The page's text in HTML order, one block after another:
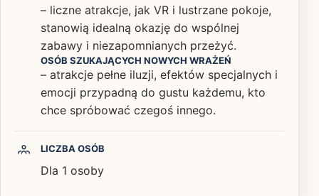
– liczne atrakcje, jak VR i lustrzane pokoje,
stanowią idealną okazję do wspólnej
zabawy i niezapomnianych przeżyć.
OSÓB SZUKAJĄCYCH NOWYCH WRAŻEŃ
– atrakcje pełne iluzji, efektów specjalnych i
emocji przypadną do gustu każdemu, kto
chce spróbować czegoś innego.
LICZBA OSÓB
Dla 1 osoby